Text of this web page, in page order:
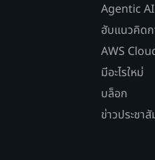
Agentic AI
ฮับแนวคิด
AWS
มีอะไรใหม่
บล็อก
ข่าวประชา